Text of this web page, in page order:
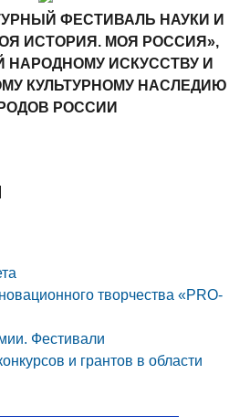
ФЕСТИВАЛЬ НАУКИ И
ИСТОРИЯ. МОЯ РОССИЯ»,
ИСКУССТВУ И
КУЛЬТУРНОМУ НАСЛЕДИЮ
РОССИИ
творчества «PRO-
Фестивали
и грантов в области